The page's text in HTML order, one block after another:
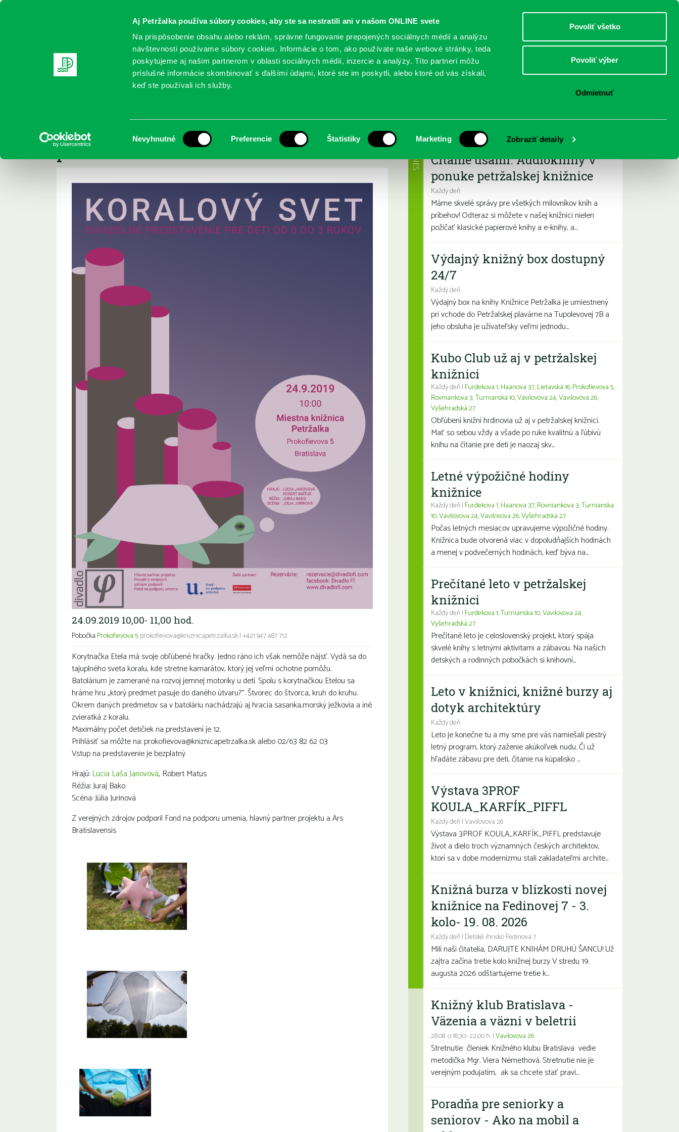
Aj Petržalka používa súbory cookies, aby ste sa nestratili ani v našom ONLINE svete
Na prispôsobenie obsahu alebo reklám, správne fungovanie prepojených sociálnych médií a analýzu
návštevnosti používame súbory cookies. Informácie o tom, ako používate naše webové stránky, teda
poskytujeme aj našim partnerom v oblasti sociálnych médií, inzercie a analýzy. Títo partneri môžu
príslušné informácie skombinovať s ďalšími údajmi, ktoré ste im poskytli, alebo ktoré od vás získali,
keď ste používali ich služby.
súhlasu
Nevyhnutné Preferencie Štatistiky Marketing Zobraziť detaily
Povoliť všetko
Povoliť výber
Odmietnuť
DOSPELÍ
REGISTRUJTE SA ONLINE KATALÓGY SLUŽBY PODUJATIA POBOČKY O KNIŽNICI
Korálový svet- divadelné predstavenie
pre deti od 0 do 3 rokov
24.09.2019 10,00- 11,00 hod.
Pobočka Prokofievova 5 prokofievova@kniznicapetrzalka.sk|+421 947 487 712
Korytnačka Etela má svoje obľúbené hračky. Jedno ráno ich však nemôže nájsť. Vydá sa do
tajuplného sveta koralu, kde stretne kamarátov, ktorý jej veľmi ochotne pomôžu.
Batolárium je zamerané na rozvoj jemnej motoriky u detí. Spolu s korytnačkou Etelou sa
hráme hru „ktorý predmet pasuje do daného útvaru?“. Štvorec do štvorca, kruh do kruhu.
Okrem daných predmetov sa v batoláriu nachádzajú aj hracia sasanka,morský ježkovia a iné
zvieratká z koralu.
Maximálny počet detičiek na predstavení je 12.
Prihlásiť sa môžte na: prokofievova@kniznicapetrzalka.sk alebo 02/63 82 62 03
Vstup na predstavenie je bezplatný
Hrajú: Lucia Laša Janovová, Robert Matus
Réžia: Juraj Bako
Scéna: Júlia Jurinová
Z verejných zdrojov podporil Fond na podporu umenia, hlavný partner projektu a Ars
Bratislavensis
Najbližšie podujatia
Čítame ušami. Audioknihy v
ponuke petržalskej knižnice
Každý deň
Máme skvelé správy pre všetkých milovníkov kníh a
príbehov! Odteraz si môžete v našej knižnici nielen
požičať klasické papierové knihy a e-knihy, a...
DNES
Výdajný knižný box dostupný
24/7
Každý deň
Výdajný box na knihy Knižnice Petržalka je umiestnený
pri vchode do Petržalskej plavárne na Tupolevovej 7B a
jeho obsluha je užívateľsky veľmi jednodu...
Kubo Club už aj v petržalskej
knižnici
Každý deň | Furdekova 1,Haanova 37,Lietavská 16,Prokofievova 5,
Rovniankova 3,Turnianska 10,Vavilovova 24,Vavilovova 26,
Vyšehradská 27
Obľúbení knižní hrdinovia už aj v petržalskej knižnici.
Mať so sebou vždy a všade po ruke kvalitnú a ľúbivú
knihu na čítanie pre deti je naozaj skv...
Letné výpožičné hodiny
knižnice
Každý deň | Furdekova 1,Haanova 37,Rovniankova 3,Turnianska
10,Vavilovova 24,Vavilovova 26,Vyšehradská 27
Počas letných mesiacov upravujeme výpožičné hodiny.
Knižnica bude otvorená viac v dopoludňajších hodinách
a menej v podvečerných hodinách, keď býva na...
Prečítané leto v petržalskej
knižnici
Každý deň | Furdekova 1,Turnianska 10,Vavilovova 24,
Vyšehradská 27
Prečítané leto je celoslovenský projekt, ktorý spája
skvelé knihy s letnými aktivitami a zábavou. Na našich
detských a rodinných pobočkách si knihovní...
Leto v knižnici, knižné burzy aj
dotyk architektúry
Každý deň
Leto je konečne tu a my sme pre vás namiešali pestrý
letný program, ktorý zaženie akúkoľvek nudu. Či už
hľadáte zábavu pre deti, čítanie na kúpalisko ...
Výstava 3PROF
KOULA_KARFÍK_PIFFL
Každý deň | Vavilovova 26
Výstava 3PROF KOULA_KARFÍK_PIFFL predstavuje
život a dielo troch významných českých architektov,
ktorí sa v dobe modernizmu stali zakladateľmi archite...
Knižná burza v blízkosti novej
knižnice na Fedinovej 7 - 3.
kolo- 19. 08. 2026
Každý deň | Detské ihrisko Fedinova 7
Milí naši čitatelia, DARUJTE KNIHÁM DRUHÚ ŠANCU! Už
zajtra začína tretie kolo knižnej burzy V stredu 19.
augusta 2026 odštartujeme tretie k...
Knižný klub Bratislava -
Väzenia a väzni v beletrii
28.08. o 18,30- 22,00 h. |Vavilovova 26
Stretnutie členiek Knižného klubu Bratislava vedie
metodička Mgr. Viera Némethová. Stretnutie nie je
verejným podujatím, ak sa chcete stať pravi...
Poradňa pre seniorky a
seniorov - Ako na mobil a